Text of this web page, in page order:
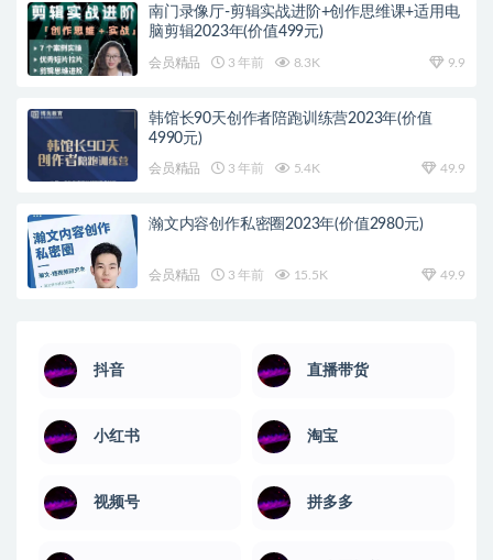
南门录像厅-剪辑实战进阶+创作思维课+适用电
脑剪辑2023年(价值499元)
会员精品 3 年前 8.3K 9.9
韩馆长90天创作者陪跑训练营2023年(价值
4990元)
会员精品 3 年前 5.4K 49.9
瀚文内容创作私密圈2023年(价值2980元)
会员精品 3 年前 15.5K 49.9
抖音 直播带货
小红书 淘宝
视频号 拼多多